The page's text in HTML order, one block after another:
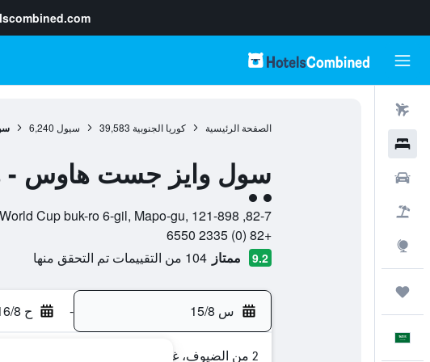
الصفحة الرئيسية كوريا الجنوبية 39,583 سيول 6,240
سول وايز جست هاوس -
تقييم فئة 2
82-7, World Cup buk-ro 6-gil, Mapo-gu, 121-898, سيول, Seoul, كوريا الجنوبية
+82 (0) 2335 6550
9.2 ممتاز 104 من التقييمات تم التحقق منها
س 15/8 - ح 16/8
2 من الضيوف، غرفة واحدة